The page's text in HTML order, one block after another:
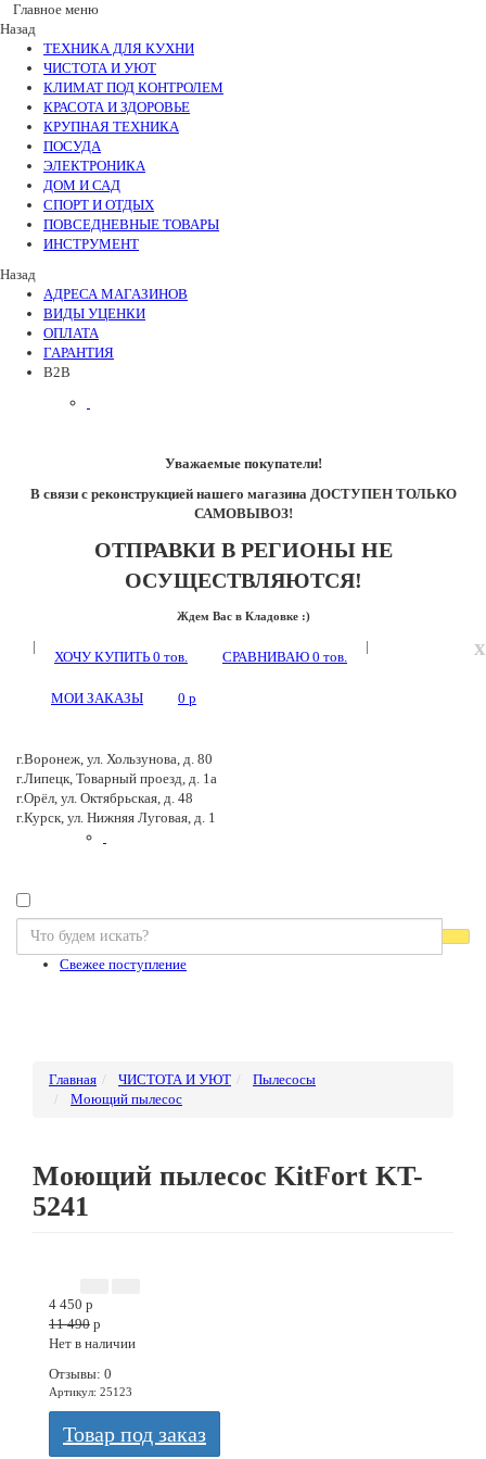
Главное меню
Назад
ТЕХНИКА ДЛЯ КУХНИ
ЧИСТОТА И УЮТ
КЛИМАТ ПОД КОНТРОЛЕМ
КРАСОТА И ЗДОРОВЬЕ
КРУПНАЯ ТЕХНИКА
ПОСУДА
ЭЛЕКТРОНИКА
ДОМ И САД
СПОРТ И ОТДЫХ
ПОВСЕДНЕВНЫЕ ТОВАРЫ
ИНСТРУМЕНТ
Назад
АДРЕСА МАГАЗИНОВ
ВИДЫ УЦЕНКИ
ОПЛАТА
ГАРАНТИЯ
B2B
Уважаемые покупатели!
В связи с реконструкцией нашего магазина ДОСТУПЕН ТОЛЬКО
САМОВЫВОЗ!
ОТПРАВКИ В РЕГИОНЫ НЕ
ОСУЩЕСТВЛЯЮТСЯ!
Ждем Вас в Кладовке :)
x
|
ХОЧУ КУПИТЬ 0 тов. СРАВНИВАЮ 0 тов.
|
МОИ ЗАКАЗЫ 0 p
г.Воронеж, ул. Хользунова, д. 80
г.Липецк, Товарный проезд, д. 1а
г.Орёл, ул. Октябрьская, д. 48
г.Курск, ул. Нижняя Луговая, д. 1
Свежее поступление
Главная ЧИСТОТА И УЮТ
Пылесосы
Моющий пылесос
Моющий пылесос KitFort KT-
5241
4 450 p
11 490 p
Нет в наличии
Отзывы: 0
Артикул: 25123
Товар под заказ